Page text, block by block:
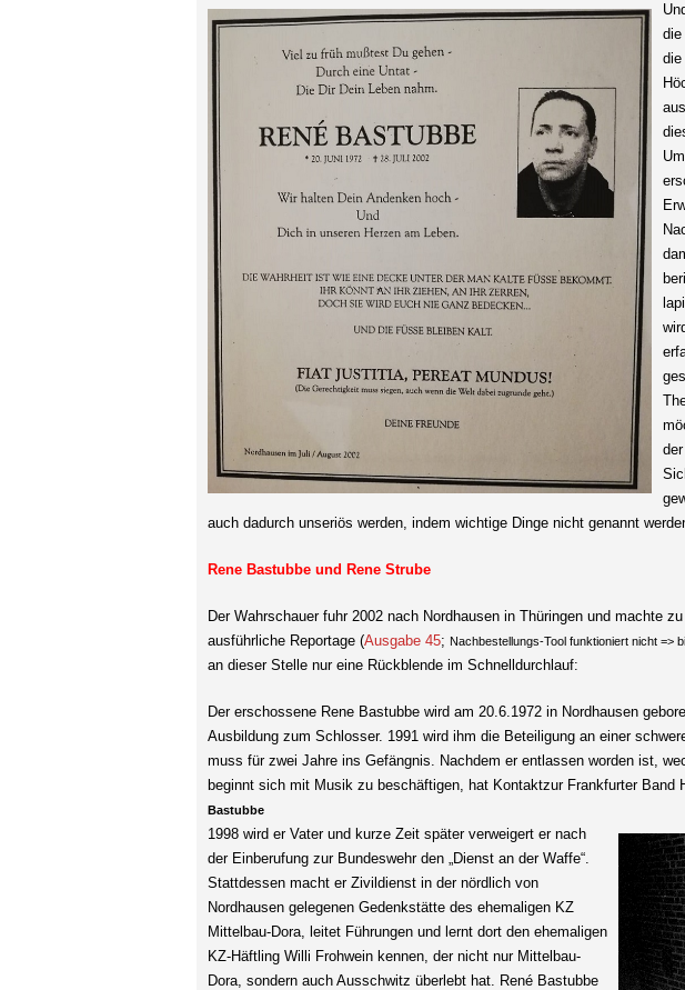
die
die
auch dadurch unseriös werden, indem wichtige Dinge nicht genannt
Rene Bastubbe und Rene Strube
Der Wahrschauer fuhr 2002 nach Nordhausen in Thüringen und machte
ausführliche Reportage (Ausgabe 45; Nachbestellungs-Tool funktioniert nicht =>
an dieser Stelle nur eine Rückblende im Schnelldurchlauf:
Der erschossene Rene Bastubbe wird am 20.6.1972 in Nordhausen
Ausbildung zum Schlosser. 1991 wird ihm die Beteiligung an einer
muss für zwei Jahre ins Gefängnis. Nachdem er entlassen worden ist,
beginnt sich mit Musik zu beschäftigen, hat Kontaktzur
Bastubbe
1998 wird er Vater und kurze Zeit später verweigert er nach
der Einberufung zur Bundeswehr den „Dienst an der Waffe“.
Stattdessen macht er Zivildienst in der nördlich von
Nordhausen gelegenen Gedenkstätte des ehemaligen KZ
Mittelbau-Dora, leitet Führungen und lernt dort den ehemaligen
KZ-Häftling Willi Frohwein kennen, der nicht nur Mittelbau-
Dora, sondern auch Ausschwitz überlebt hat. René Bastubbe